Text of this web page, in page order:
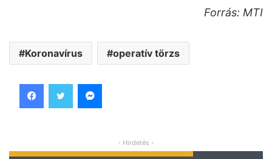
Forrás: MTI
Koronavírus operatív törzs
- Hirdetés -